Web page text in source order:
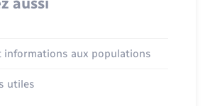
informations aux populations
utiles